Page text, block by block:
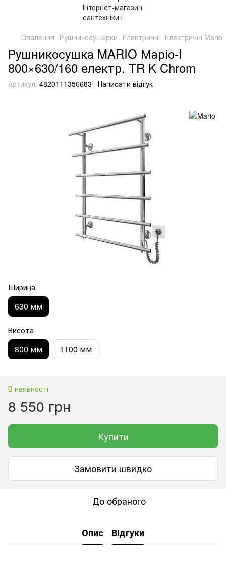
Опалення Рушникосушарки Електричні Електричні Mario
Рушникосушка MARIO Маріо-I
800×630/160 електр. TR K Chrom
Артикул: 4820111356683 Написати відгук
Ширина
630 мм
Висота
800 мм 1100 мм
В наявності
8 550 грн
Купити
Замовити швидко
До обраного
Опис Відгуки